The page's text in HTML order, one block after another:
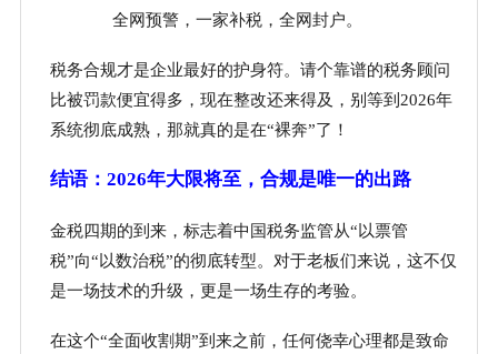
全网预警，一家补税，全网封户。
税务合规才是企业最好的护身符。请个靠谱的税务顾问
比被罚款便宜得多，现在整改还来得及，别等到 2026年
系统彻底成熟，那就真的是在“裸奔”了！
结语： 2026年大限将至，合规是唯一的出路
金税四期的到来，标志着中国税务监管从“以票管
税”向“以数治税”的彻底转型。对于老板们来说，这不仅
是一场技术的升级，更是一场生存的考验。
在这个“全面收割期”到来之前，任何侥幸心理都是致命